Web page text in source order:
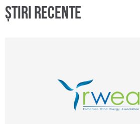
Știri recente